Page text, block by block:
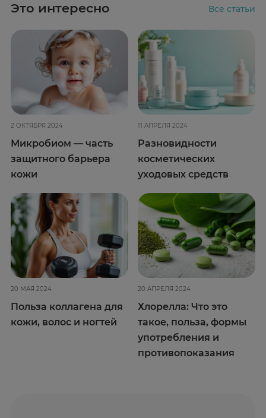
Это интересно Все статьи
2 ОКТЯБРЯ 2024
Микробиом — часть
защитного барьера
кожи
11 АПРЕЛЯ 2024
Разновидности
косметических
уходовых средств
20 МАЯ 2024
Польза коллагена для
кожи, волос и ногтей
20 АПРЕЛЯ 2024
Хлорелла: Что это
такое, польза, формы
употребления и
противопоказания